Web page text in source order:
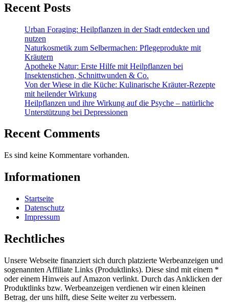
Recent Posts
Urban Foraging: Heilpflanzen in der Stadt entdecken und
nutzen
Naturkosmetik zum Selbermachen: Pflegeprodukte mit
Kräutern
Apotheke Natur: Erste Hilfe mit Heilpflanzen bei
Insektenstichen, Schnittwunden & Co.
Von der Wiese in die Küche: Kulinarische Kräuter-Rezepte
mit heilender Wirkung
Heilpflanzen und ihre Wirkung auf die Psyche – natürliche
Unterstützung bei Depressionen
Recent Comments
Es sind keine Kommentare vorhanden.
Informationen
Startseite
Datenschutz
Impressum
Rechtliches
Unsere Webseite finanziert sich durch platzierte Werbeanzeigen und
sogenannten Affiliate Links (Produktlinks). Diese sind mit einem *
oder einem Hinweis auf Amazon verlinkt. Durch das Anklicken der
Produktlinks bzw. Werbeanzeigen verdienen wir einen kleinen
Betrag, der uns hilft, diese Seite weiter zu verbessern.